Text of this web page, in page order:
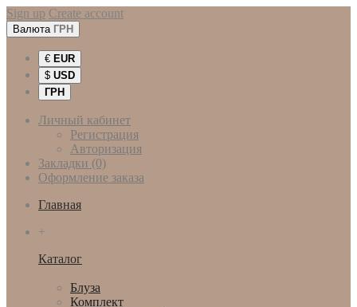
Sign up Create account
Валюта ГРН
€ EUR
$ USD
ГРН
Личный кабинет
Регистрация
Авторизация
Закладки (0)
Оформление заказа
Главная
+
Каталог
Блуза
Комплект